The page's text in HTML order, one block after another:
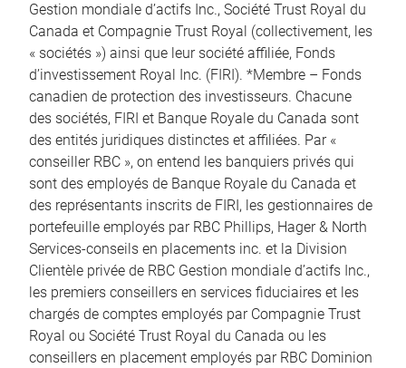
Gestion mondiale d’actifs Inc., Société Trust Royal du
Canada et Compagnie Trust Royal (collectivement, les
« sociétés ») ainsi que leur société affiliée, Fonds
d’investissement Royal Inc. (FIRI). *Membre – Fonds
canadien de protection des investisseurs. Chacune
des sociétés, FIRI et Banque Royale du Canada sont
des entités juridiques distinctes et affiliées. Par «
conseiller RBC », on entend les banquiers privés qui
sont des employés de Banque Royale du Canada et
des représentants inscrits de FIRI, les gestionnaires de
portefeuille employés par RBC Phillips, Hager & North
Services-conseils en placements inc. et la Division
Clientèle privée de RBC Gestion mondiale d’actifs Inc.,
les premiers conseillers en services fiduciaires et les
chargés de comptes employés par Compagnie Trust
Royal ou Société Trust Royal du Canada ou les
conseillers en placement employés par RBC Dominion